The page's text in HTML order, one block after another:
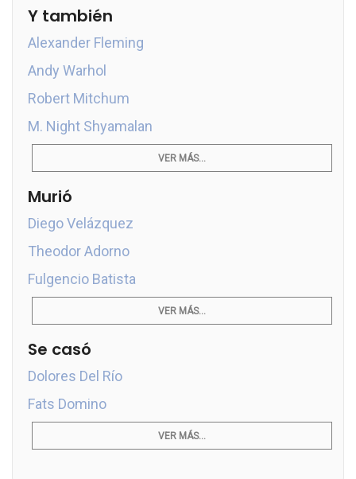
Y también
Alexander Fleming
Andy Warhol
Robert Mitchum
M. Night Shyamalan
VER MÁS...
Murió
Diego Velázquez
Theodor Adorno
Fulgencio Batista
VER MÁS...
Se casó
Dolores Del Río
Fats Domino
VER MÁS...